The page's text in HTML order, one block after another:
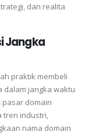
dan realita
Jangka
praktik membeli
dalam jangka waktu
domain
tren industri,
nama domain